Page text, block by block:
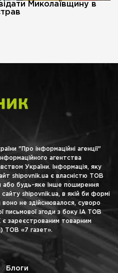
Миколаївщину в
"Про інформаційні агенції"
агентства
України. Інформація, яку
shipovnik.ua є власністю ТОВ
або будь-яке інше поширення
shipovnik.ua, в якій би формі
не здійснювалося, суворо
письмової згоди з боку ІА ТОВ
зареєстрованим товарним
ТОВ «7 газет».
Блоги